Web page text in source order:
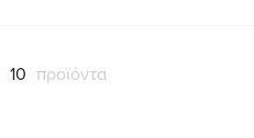
10 προϊόντα